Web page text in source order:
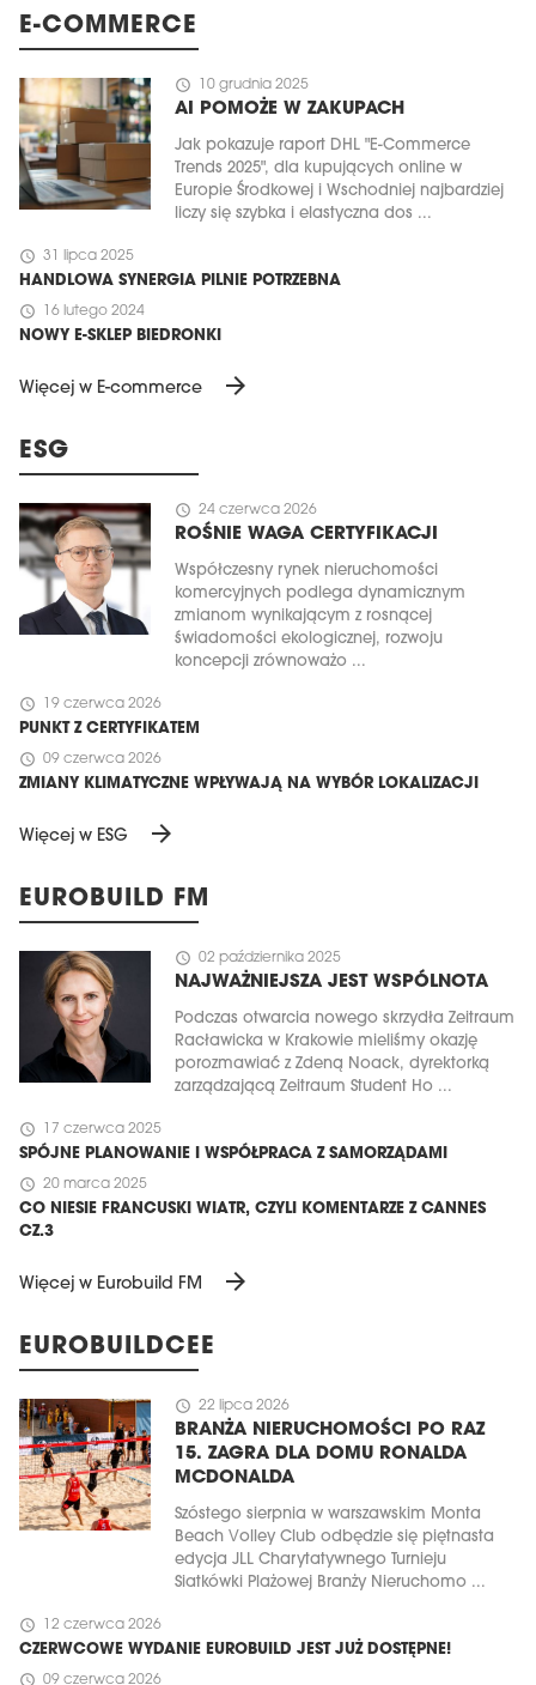
E-COMMERCE
schedule 10 grudnia 2025
AI POMOŻE W ZAKUPACH
Jak pokazuje raport DHL "E-Commerce
Trends 2025", dla kupujących online w
Europie Środkowej i Wschodniej najbardziej
liczy się szybka i elastyczna dos ...
schedule 31 lipca 2025
HANDLOWA SYNERGIA PILNIE POTRZEBNA
schedule 16 lutego 2024
NOWY E-SKLEP BIEDRONKI
Więcej w E-commerce arrow_forward
ESG
schedule 24 czerwca 2026
ROŚNIE WAGA CERTYFIKACJI
Współczesny rynek nieruchomości
komercyjnych podlega dynamicznym
zmianom wynikającym z rosnącej
świadomości ekologicznej, rozwoju
koncepcji zrównoważo ...
schedule 19 czerwca 2026
PUNKT Z CERTYFIKATEM
schedule 09 czerwca 2026
ZMIANY KLIMATYCZNE WPŁYWAJĄ NA WYBÓR LOKALIZACJI
Więcej w ESG arrow_forward
EUROBUILD FM
schedule 02 października 2025
NAJWAŻNIEJSZA JEST WSPÓLNOTA
Podczas otwarcia nowego skrzydła Zeitraum
Racławicka w Krakowie mieliśmy okazję
porozmawiać z Zdeną Noack, dyrektorką
zarządzającą Zeitraum Student Ho ...
schedule 17 czerwca 2025
SPÓJNE PLANOWANIE I WSPÓŁPRACA Z SAMORZĄDAMI
schedule 20 marca 2025
CO NIESIE FRANCUSKI WIATR, CZYLI KOMENTARZE Z CANNES
CZ.3
Więcej w Eurobuild FM arrow_forward
EUROBUILDCEE
schedule 22 lipca 2026
BRANŻA NIERUCHOMOŚCI PO RAZ
15. ZAGRA DLA DOMU RONALDA
MCDONALDA
Szóstego sierpnia w warszawskim Monta
Beach Volley Club odbędzie się piętnasta
edycja JLL Charytatywnego Turnieju
Siatkówki Plażowej Branży Nieruchomo ...
schedule 12 czerwca 2026
CZERWCOWE WYDANIE EUROBUILD JEST JUŻ DOSTĘPNE!
schedule 09 czerwca 2026